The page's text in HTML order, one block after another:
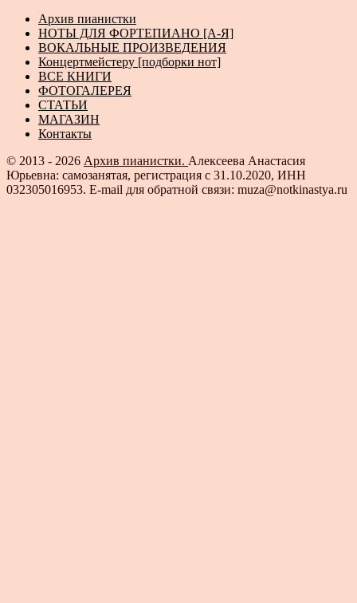
Архив пианистки
НОТЫ ДЛЯ ФОРТЕПИАНО [А-Я]
ВОКАЛЬНЫЕ ПРОИЗВЕДЕНИЯ
Концертмейстеру [подборки нот]
ВСЕ КНИГИ
ФОТОГАЛЕРЕЯ
СТАТЬИ
МАГАЗИН
Контакты
© 2013 - 2026 Архив пианистки. Алексеева Анастасия
Юрьевна: самозанятая, регистрация с 31.10.2020, ИНН
032305016953. E-mail для обратной связи: muza@notkinastya.ru